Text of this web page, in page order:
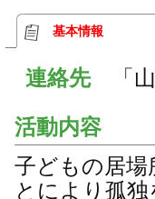
基本情報
連絡先 「
活動内容
子どもの居場
とにより孤